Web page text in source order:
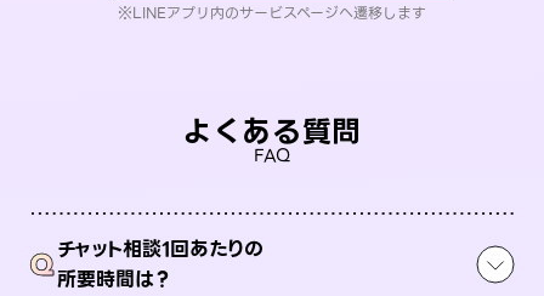
※LINEアプリ内のサービスページへ遷移します
よくある質問
FAQ
Qチャット相談1回あたりの
所要時間は？